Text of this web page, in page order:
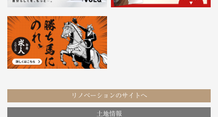
リノベーションのサイトへ
土地情報